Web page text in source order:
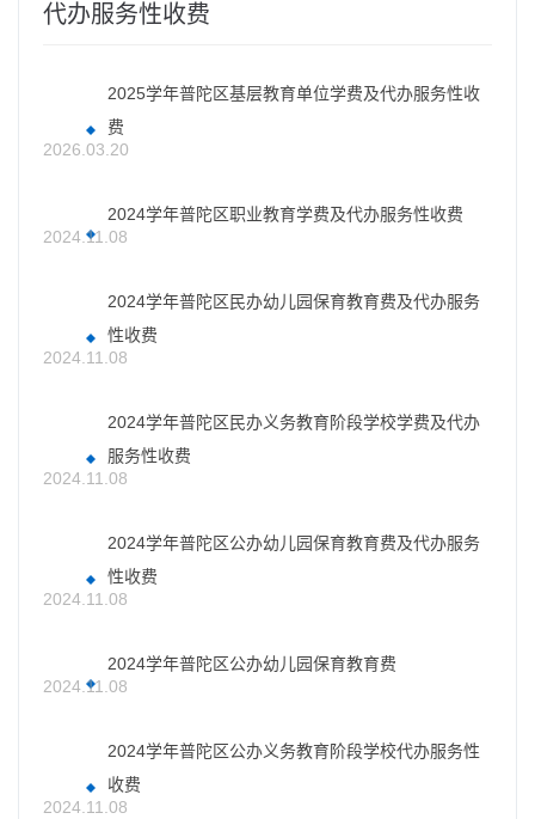
代办服务性收费
2025学年普陀区基层教育单位学费及代办服务性收
费
2026.03.20
2024学年普陀区职业教育学费及代办服务性收费
2024.11.08
2024学年普陀区民办幼儿园保育教育费及代办服务
性收费
2024.11.08
2024学年普陀区民办义务教育阶段学校学费及代办
服务性收费
2024.11.08
2024学年普陀区公办幼儿园保育教育费及代办服务
性收费
2024.11.08
2024学年普陀区公办幼儿园保育教育费
2024.11.08
2024学年普陀区公办义务教育阶段学校代办服务性
收费
2024.11.08